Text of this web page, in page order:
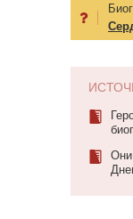
Они